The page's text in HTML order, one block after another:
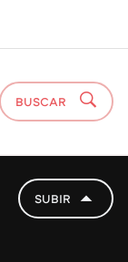
BUSCAR
SUBIR